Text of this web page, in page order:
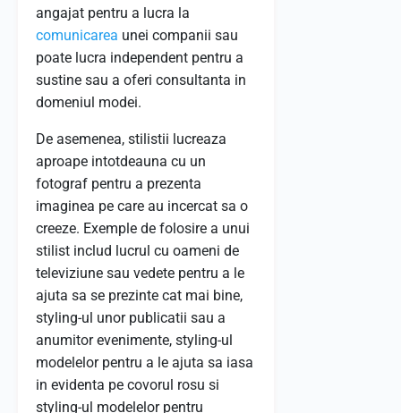
angajat pentru a lucra la
comunicarea unei companii sau
poate lucra independent pentru a
sustine sau a oferi consultanta in
domeniul modei.
De asemenea, stilistii lucreaza
aproape intotdeauna cu un
fotograf pentru a prezenta
imaginea pe care au incercat sa o
creeze. Exemple de folosire a unui
stilist includ lucrul cu oameni de
televiziune sau vedete pentru a le
ajuta sa se prezinte cat mai bine,
styling-ul unor publicatii sau a
anumitor evenimente, styling-ul
modelelor pentru a le ajuta sa iasa
in evidenta pe covorul rosu si
styling-ul modelelor pentru